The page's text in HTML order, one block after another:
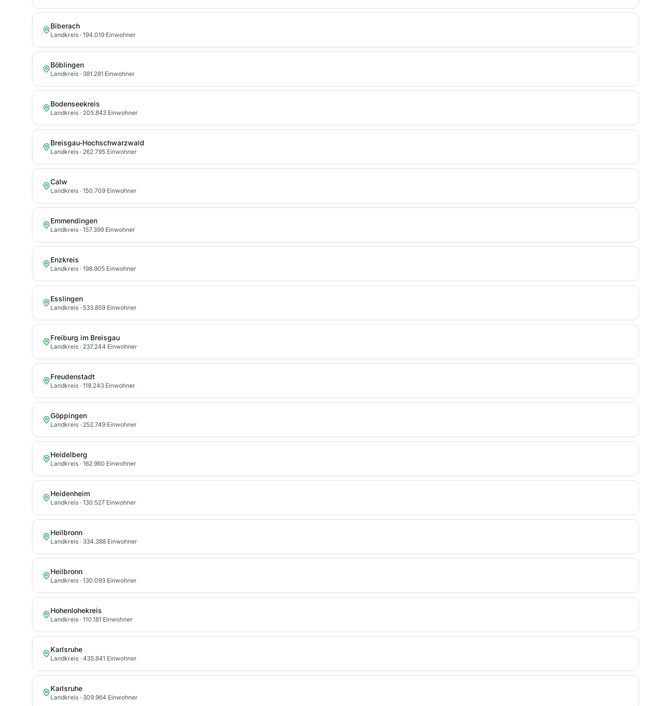
Biberach
Landkreis · 194.019 Einwohner
Böblingen
Landkreis · 381.281 Einwohner
Bodenseekreis
Landkreis · 205.843 Einwohner
Breisgau-Hochschwarzwald
Landkreis · 262.795 Einwohner
Calw
Landkreis · 150.709 Einwohner
Emmendingen
Landkreis · 157.399 Einwohner
Enzkreis
Landkreis · 198.905 Einwohner
Esslingen
Landkreis · 533.859 Einwohner
Freiburg im Breisgau
Landkreis · 237.244 Einwohner
Freudenstadt
Landkreis · 118.243 Einwohner
Göppingen
Landkreis · 252.749 Einwohner
Heidelberg
Landkreis · 162.960 Einwohner
Heidenheim
Landkreis · 130.527 Einwohner
Heilbronn
Landkreis · 334.388 Einwohner
Heilbronn
Landkreis · 130.093 Einwohner
Hohenlohekreis
Landkreis · 110.181 Einwohner
Karlsruhe
Landkreis · 435.841 Einwohner
Karlsruhe
Landkreis · 309.964 Einwohner